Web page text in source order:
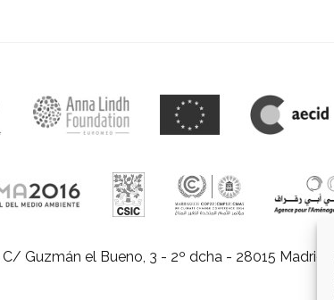
Guzmán el Bueno, 3 - 2º dcha - 28015 Madrid |